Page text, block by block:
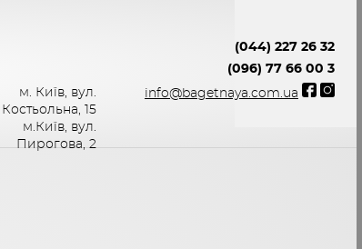
м. Київ, вул.
Костьольна, 15
м.Київ, вул.
Пирогова, 2
(044) 227 26 32
(096) 77 66 00 3
info@bagetnaya.com.ua